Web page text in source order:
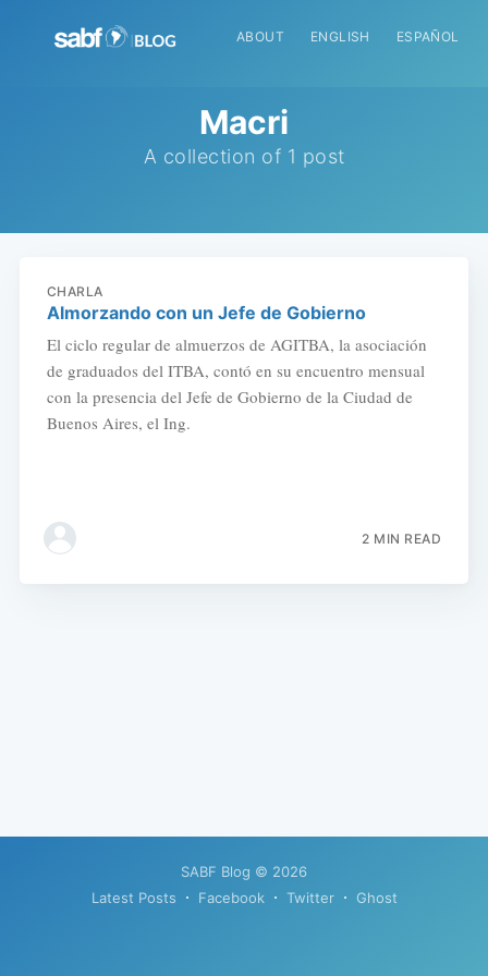
ABOUT ENGLISH ESPAÑOL
Macri
A collection of 1 post
CHARLA
Almorzando con un Jefe de Gobierno
El ciclo regular de almuerzos de AGITBA, la asociación
de graduados del ITBA, contó en su encuentro mensual
con la presencia del Jefe de Gobierno de la Ciudad de
Buenos Aires, el Ing.
2 MIN READ
SABF Blog © 2026
Latest Posts
Facebook Twitter Ghost